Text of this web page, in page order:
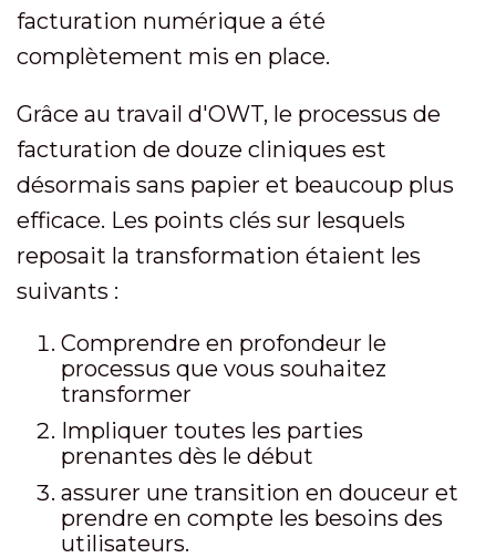
facturation numérique a été
complètement mis en place.
Grâce au travail d'OWT, le processus de
facturation de douze cliniques est
désormais sans papier et beaucoup plus
efficace. Les points clés sur lesquels
reposait la transformation étaient les
suivants :
Comprendre en profondeur le
processus que vous souhaitez
transformer
Impliquer toutes les parties
prenantes dès le début
assurer une transition en douceur et
prendre en compte les besoins des
utilisateurs.